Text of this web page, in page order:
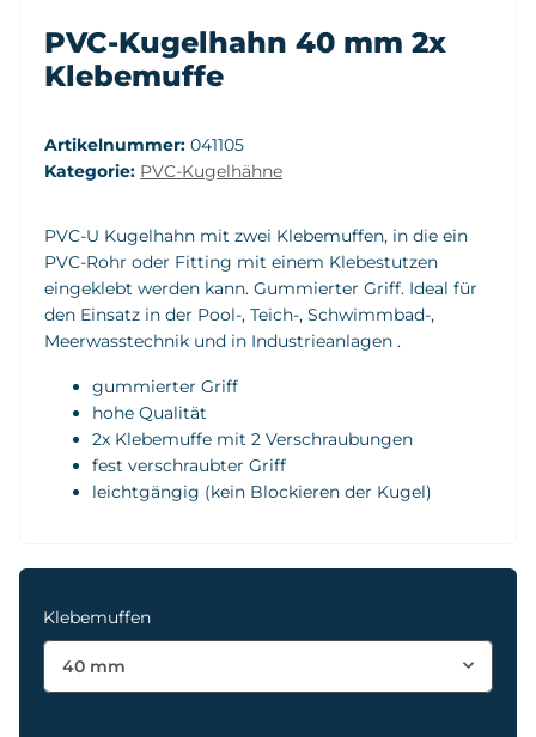
PVC-Kugelhahn 40 mm 2x
Klebemuffe
Artikelnummer: 041105
Kategorie: PVC-Kugelhähne
PVC-U Kugelhahn mit zwei Klebemuffen, in die ein
PVC-Rohr oder Fitting mit einem Klebestutzen
eingeklebt werden kann. Gummierter Griff. Ideal für
den Einsatz in der Pool-, Teich-, Schwimmbad-,
Meerwasstechnik und in Industrieanlagen .
gummierter Griff
hohe Qualität
2x Klebemuffe mit 2 Verschraubungen
fest verschraubter Griff
leichtgängig (kein Blockieren der Kugel)
Klebemuffen
40 mm